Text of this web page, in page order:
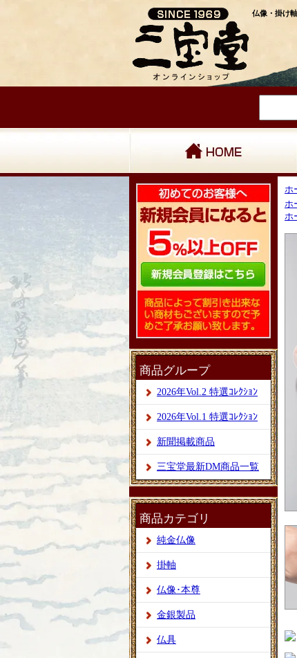
仏像・掛け
商品グループ
2026年Vol.2 特選ｺﾚｸｼｮﾝ
2026年Vol.1 特選ｺﾚｸｼｮﾝ
新聞掲載商品
三宝堂最新DM商品一覧
商品カテゴリ
純金仏像
掛軸
仏像･本尊
金銀製品
仏具
ホ
ホ
ホ